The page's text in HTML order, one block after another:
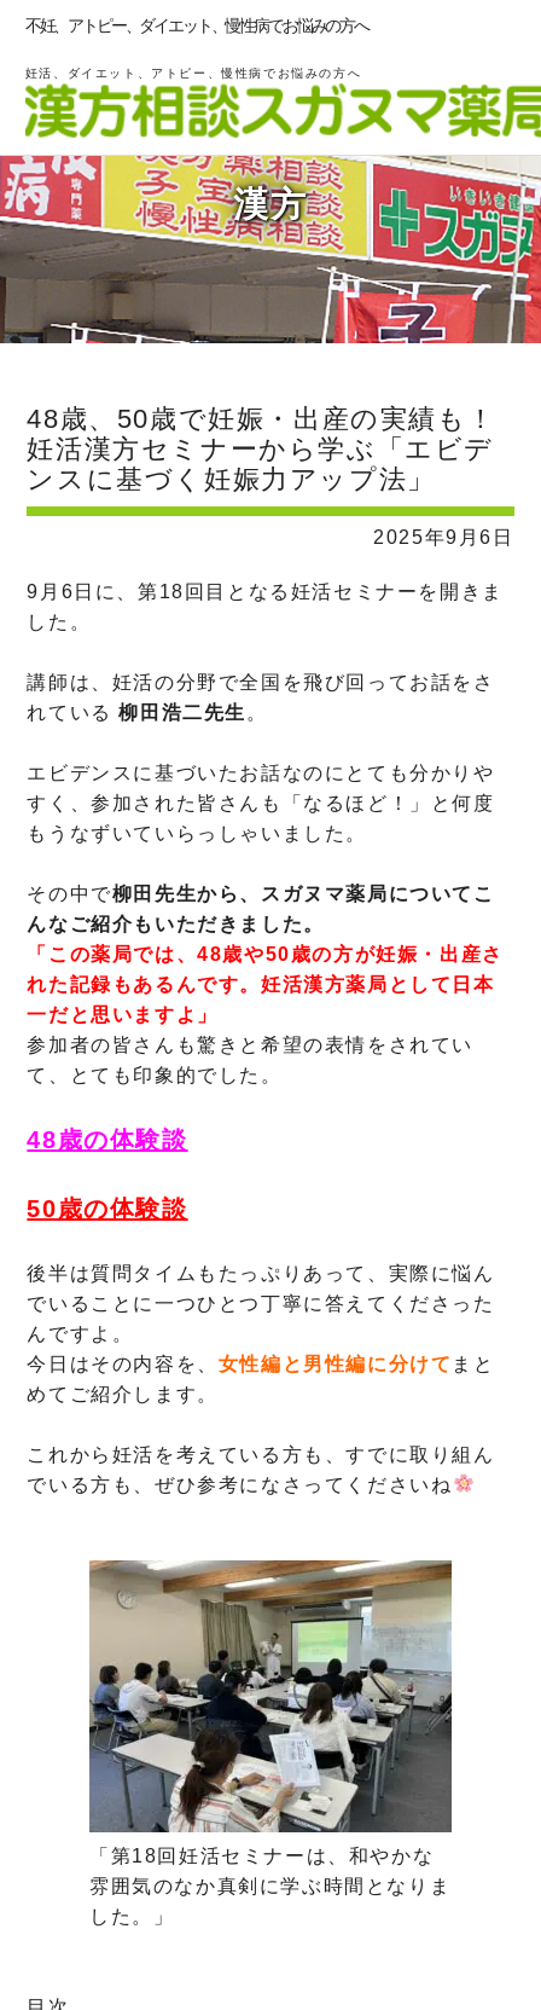
不妊、アトピー、ダイエット、慢性病でお悩みの方へ
妊活、ダイエット、アトピー、慢性病でお悩みの方へ
漢方
48歳、50歳で妊娠・出産の実績も！
妊活漢方セミナーから学ぶ「エビデ
ンスに基づく妊娠力アップ法」
2025年9月6日
9月6日に、第18回目となる妊活セミナーを開きま
した。
講師は、妊活の分野で全国を飛び回ってお話をさ
れている柳田浩二先生 。
エビデンスに基づいたお話なのにとても分かりや
すく、参加された皆さんも「なるほど！」と何度
もうなずいていらっしゃいました。
その中で柳田先生から、スガヌマ薬局についてこ
んなご紹介もいただきました。
「この薬局では、48歳や50歳の方が妊娠・出産さ
れた記録もあるんです。妊活漢方薬局として日本
一だと思いますよ」
参加者の皆さんも驚きと希望の表情をされてい
て、とても印象的でした。
48歳の体験談
50歳の体験談
後半は質問タイムもたっぷりあって、実際に悩ん
でいることに一つひとつ丁寧に答えてくださった
んですよ。
今日はその内容を、 女性編と男性編に分けて まと
めてご紹介します。
これから妊活を考えている方も、すでに取り組ん
でいる方も、ぜひ参考になさってくださいね
「第18回妊活セミナーは、和やかな
雰囲気のなか真剣に学ぶ時間となりま
した。」